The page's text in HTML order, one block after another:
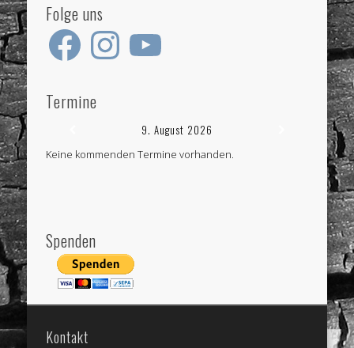
Folge uns
Facebook Instagram
Termine
9. August 2026
Keine kommenden Termine vorhanden.
Spenden
Kontakt